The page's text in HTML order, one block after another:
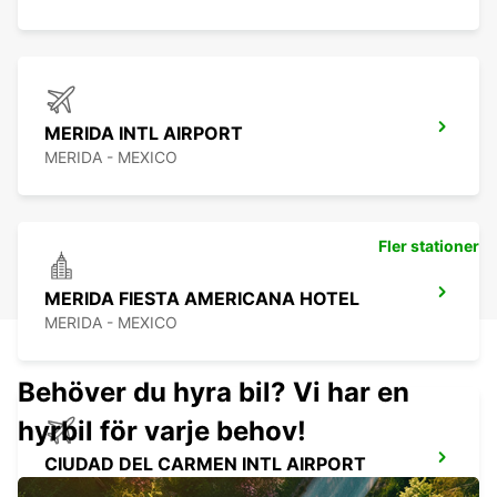
MERIDA INTL AIRPORT
MERIDA - MEXICO
MERIDA FIESTA AMERICANA HOTEL
MERIDA - MEXICO
CIUDAD DEL CARMEN INTL AIRPORT
CIUDAD DEL CARMEN - MEXICO
Fler stationer
Behöver du hyra bil? Vi har en
hyrbil för varje behov!